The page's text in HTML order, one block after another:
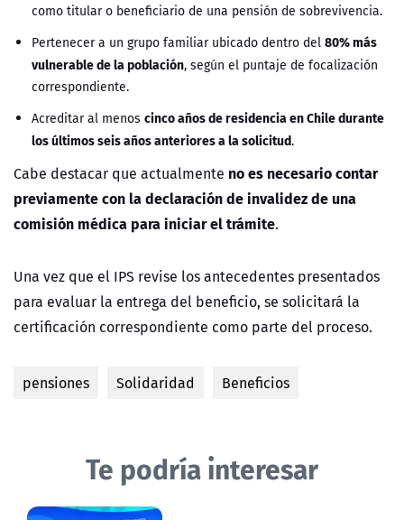
como titular o beneficiario de una pensión de sobrevivencia.
Pertenecer a un grupo familiar ubicado dentro del 80% más
vulnerable de la población, según el puntaje de focalización
correspondiente.
Acreditar al menos cinco años de residencia en Chile durante
los últimos seis años anteriores a la solicitud.
Cabe destacar que actualmente no es necesario contar
previamente con la declaración de invalidez de una
comisión médica para iniciar el trámite.
Una vez que el IPS revise los antecedentes presentados
para evaluar la entrega del beneficio, se solicitará la
certificación correspondiente como parte del proceso.
pensiones Solidaridad Beneficios
Te podría interesar